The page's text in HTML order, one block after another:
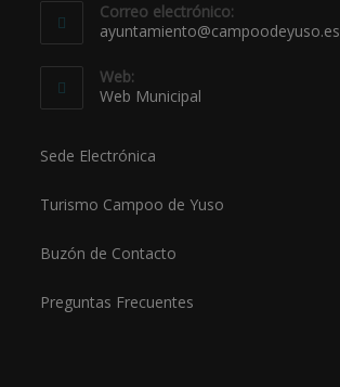
Correo electrónico:
ayuntamiento@campoodeyuso.es
Web:
Web Municipal
Sede Electrónica
Turismo Campoo de Yuso
Buzón de Contacto
Preguntas Frecuentes